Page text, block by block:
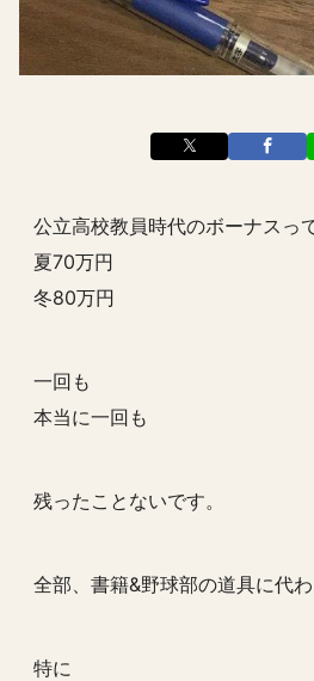
公立高校教員時代のボーナスっ
夏70万円
冬80万円
一回も
本当に一回も
残ったことないです。
全部、書籍&野球部の道具に代わ
特に